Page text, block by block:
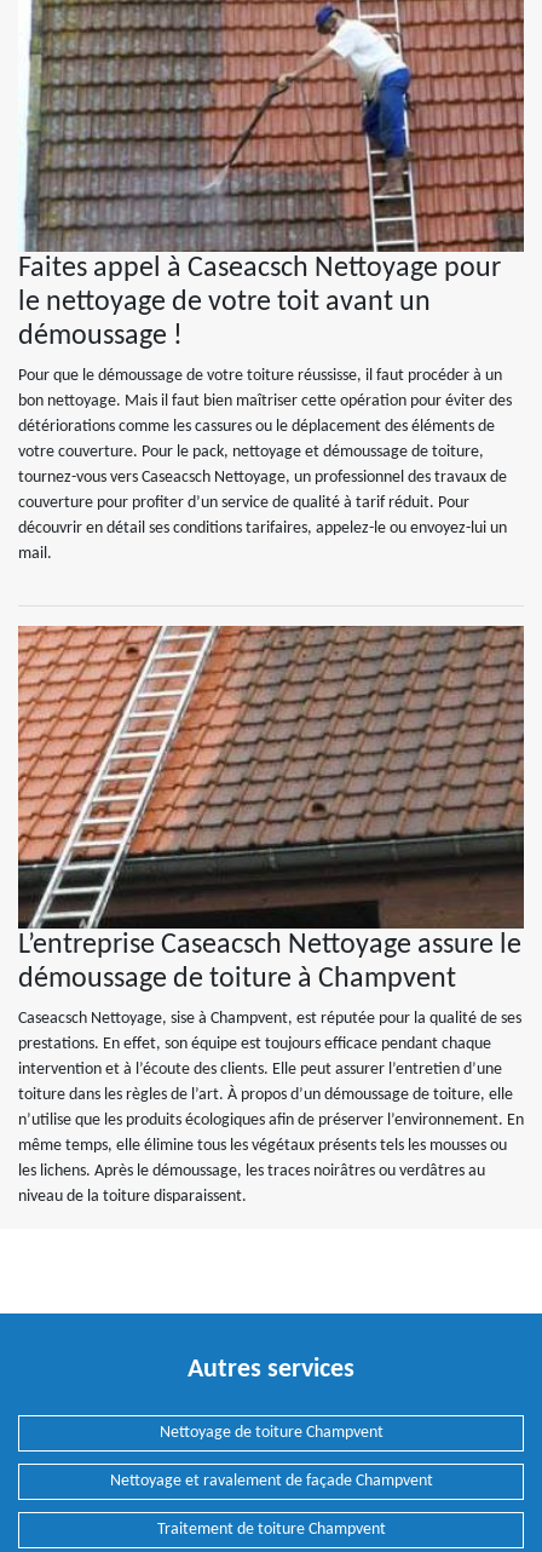
Faites appel à Caseacsch Nettoyage pour
le nettoyage de votre toit avant un
démoussage !
Pour que le démoussage de votre toiture réussisse, il faut procéder à un
bon nettoyage. Mais il faut bien maîtriser cette opération pour éviter des
détériorations comme les cassures ou le déplacement des éléments de
votre couverture. Pour le pack, nettoyage et démoussage de toiture,
tournez-vous vers Caseacsch Nettoyage, un professionnel des travaux de
couverture pour profiter d’un service de qualité à tarif réduit. Pour
découvrir en détail ses conditions tarifaires, appelez-le ou envoyez-lui un
mail.
L’entreprise Caseacsch Nettoyage assure le
démoussage de toiture à Champvent
Caseacsch Nettoyage, sise à Champvent, est réputée pour la qualité de ses
prestations. En effet, son équipe est toujours efficace pendant chaque
intervention et à l’écoute des clients. Elle peut assurer l’entretien d’une
toiture dans les règles de l’art. À propos d’un démoussage de toiture, elle
n’utilise que les produits écologiques afin de préserver l’environnement. En
même temps, elle élimine tous les végétaux présents tels les mousses ou
les lichens. Après le démoussage, les traces noirâtres ou verdâtres au
niveau de la toiture disparaissent.
Autres services
Nettoyage de toiture Champvent
Nettoyage et ravalement de façade Champvent
Traitement de toiture Champvent